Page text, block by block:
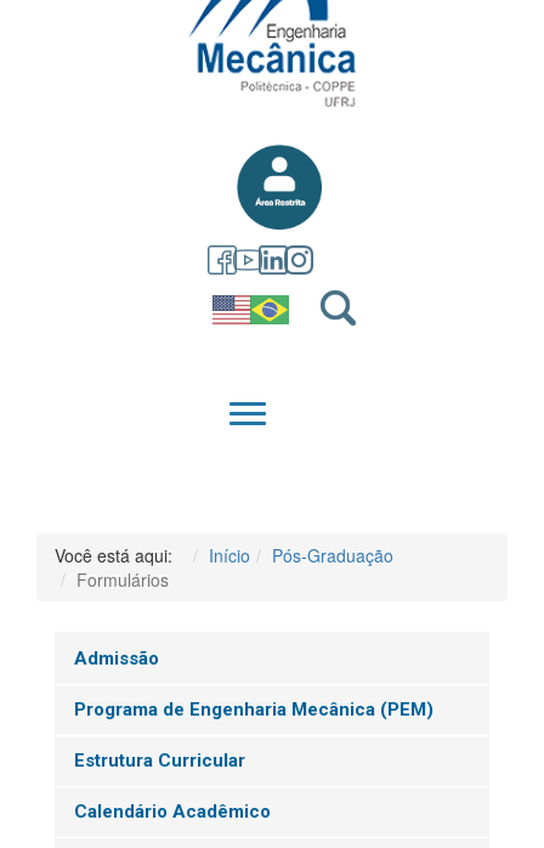
CONTEÚDO
QUEM SOMOS
Você está aqui: Início
Pós-Graduação
Formulários
Admissão
Programa de Engenharia Mecânica (PEM)
Estrutura Curricular
Calendário Acadêmico